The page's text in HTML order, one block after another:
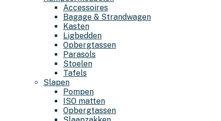
Accessoires
Bagage & Strandwagen
Kasten
Ligbedden
Opbergtassen
Parasols
Stoelen
Tafels
Slapen
Pompen
ISO matten
Opbergtassen